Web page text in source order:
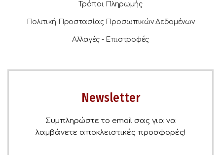
Τρόποι Πληρωμής
Πολιτική Προστασίας Προσωπικών Δεδομένων
Αλλαγές - Επιστροφές
Newsletter
Συμπληρώστε το email σας για να
λαμβάνετε αποκλειστικές προσφορές!